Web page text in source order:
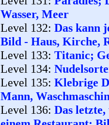
Wasser, Meer
Level 132: Das kann
Bild - Haus, Kirche,
Level 133: Titanic;
Level 134:
Level 135: Klebrige
Mann,
Level 136: Das